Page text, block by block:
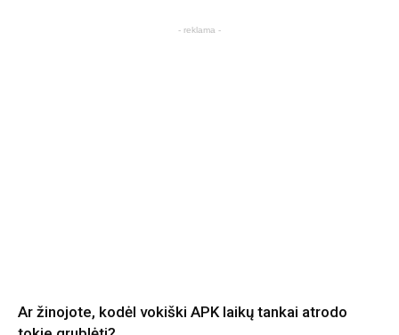
- reklama -
Ar žinojote, kodėl vokiški APK laikų tankai atrodo